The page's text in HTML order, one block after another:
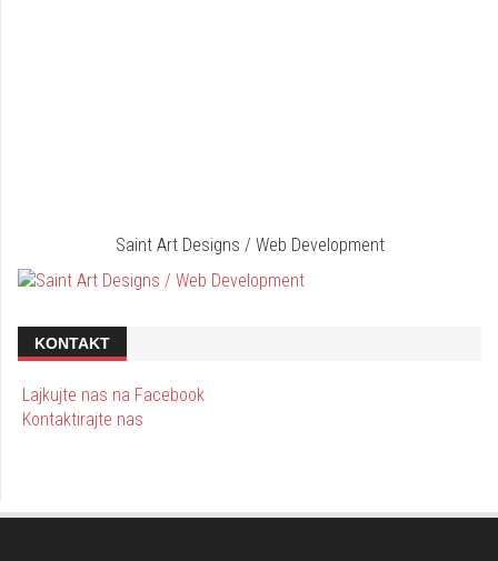
Saint Art Designs / Web Development
KONTAKT
Lajkujte nas na Facebook
Kontaktirajte nas